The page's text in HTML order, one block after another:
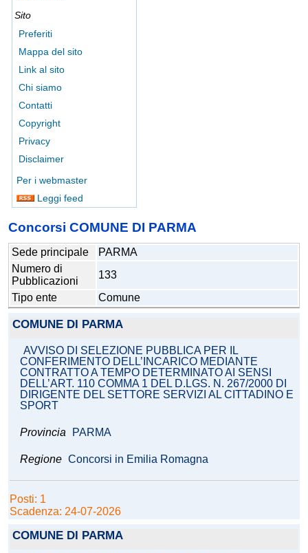
Sito
Preferiti
Mappa del sito
Link al sito
Chi siamo
Contatti
Copyright
Privacy
Disclaimer
Per i webmaster
Leggi feed
Concorsi COMUNE DI PARMA
Sede principale
PARMA
Numero di
Pubblicazioni
133
Tipo ente
Comune
COMUNE DI PARMA
AVVISO DI SELEZIONE PUBBLICA PER IL
CONFERIMENTO DELL’INCARICO MEDIANTE
CONTRATTO A TEMPO DETERMINATO AI SENSI
DELL’ART. 110 COMMA 1 DEL D.LGS. N. 267/2000 DI
DIRIGENTE DEL SETTORE SERVIZI AL CITTADINO E
SPORT
Provincia PARMA
Regione Concorsi in Emilia Romagna
Posti: 1
Scadenza: 24-07-2026
COMUNE DI PARMA